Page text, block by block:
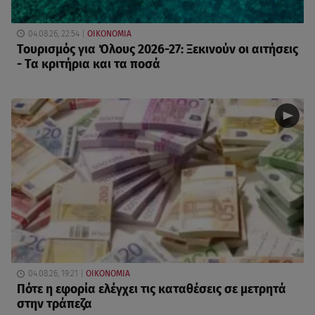
04.08.26, 22:54 ΟΙΚΟΝΟΜΙΑ
Τουρισμός για Όλους 2026-27: Ξεκινούν οι αιτήσεις
- Τα κριτήρια και τα ποσά
04.08.26, 19:21 ΟΙΚΟΝΟΜΙΑ
Πότε η εφορία ελέγχει τις καταθέσεις σε μετρητά
στην τράπεζα